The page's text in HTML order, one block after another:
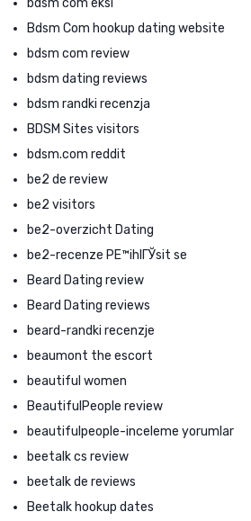
Bdsm Com hookup dating website
bdsm com review
bdsm dating reviews
bdsm randki recenzja
BDSM Sites visitors
bdsm.com reddit
be2 de review
be2 visitors
be2-overzicht Dating
be2-recenze PЕ™ihlГЎsit se
Beard Dating review
Beard Dating reviews
beard-randki recenzje
beaumont the escort
beautiful women
BeautifulPeople review
beautifulpeople-inceleme yorumlar
beetalk cs review
beetalk de reviews
Beetalk hookup dates